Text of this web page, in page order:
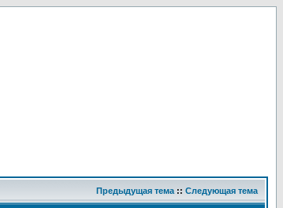
Предыдущая тема :: Следующая тема